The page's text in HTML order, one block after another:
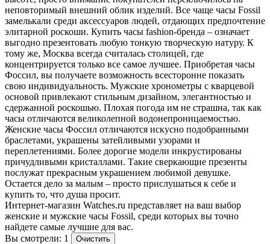
неповторимый внешний облик изделий. Все чаще часы Fossil
замелькали среди аксессуаров людей, отдающих предпочтение
элитарной роскоши. Купить часы fashion-бренда – означает
выгодно презентовать любую тонкую творческую натуру. К
тому же, Москва всегда считалась столицей, где
концентрируется только все самое лучшее. Приобретая часы
Фоссил, вы получаете возможность всесторонне показать
свою индивидуальность. Мужские хронометры с кварцевой
основой привлекают стильным дизайном, элегантностью и
сдержанной роскошью. Плохая погода им не страшна, так как
часы отличаются великолепной водонепроницаемостью.
Женские часы Фоссил отличаются искусно подобранными
браслетами, украшены затейливыми узорами и
переплетениями. Более дорогие модели инкрустированы
причудливыми кристаллами. Такие сверкающие презенты
послужат прекрасным украшением любимой девушке.
Остается дело за малым – просто прислушаться к себе и
купить то, что душа просит.
Интернет-магазин Watches.ru представляет на ваш выбор
женские и мужские часы Fossil, среди которых вы точно
найдете самые лучшие для вас.
Вы смотрели: 1
Очистить